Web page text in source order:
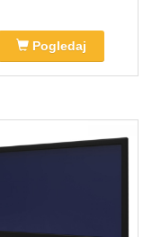
Pogledaj